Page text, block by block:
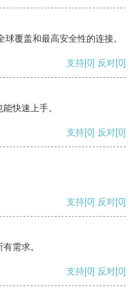
覆盖和最高安全性的连接。
支持[0] 反对[0]
快速上手。
支持[0] 反对[0]
支持[0] 反对[0]
需求。
支持[0] 反对[0]